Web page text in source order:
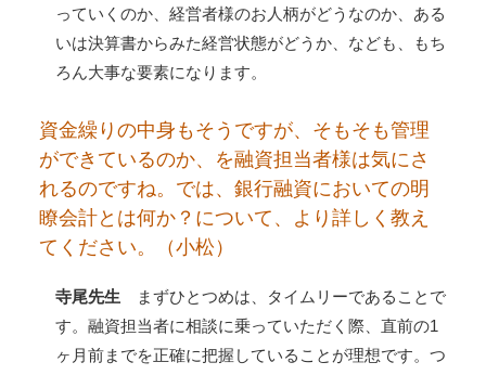
っていくのか、経営者様のお人柄がどうなのか、ある
いは決算書からみた経営状態がどうか、なども、もち
ろん大事な要素になります。
資金繰りの中身もそうですが、そもそも管理
ができているのか、を融資担当者様は気にさ
れるのですね。では、銀行融資においての明
瞭会計とは何か？について、より詳しく教え
てください。（小松）
寺尾先生
まずひとつめは、タイムリーであることで
す。融資担当者に相談に乗っていただく際、直前の1
ヶ月前までを正確に把握していることが理想です。つ